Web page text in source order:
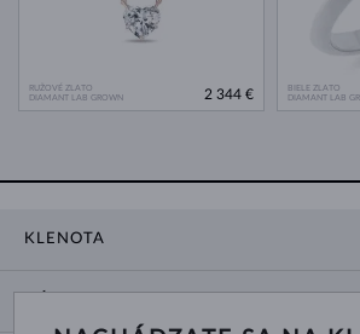
RUŽOVÉ ZLATO
DIAMANT LAB GROWN
2 344 €
BIELE ZLATO
DIAMANT LAB
KLENOTA